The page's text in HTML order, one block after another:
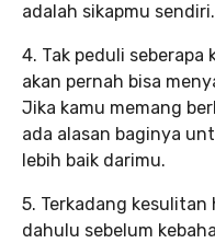
adalah sikapmu sendiri.
4. Tak peduli seberapa
akan pernah bisa
Jika kamu memang
ada alasan baginya
lebih baik darimu.
5. Terkadang
dahulu sebelum